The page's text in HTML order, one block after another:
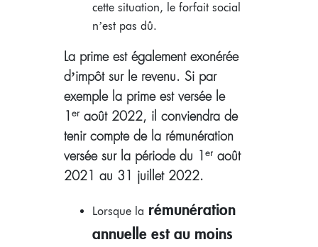
cette situation, le forfait social
n’est pas dû.
La prime est également exonérée
d’impôt sur le revenu. Si par
exemple la prime est versée le
1 er août 2022, il conviendra de
tenir compte de la rémunération
versée sur la période du 1 er août
2021 au 31 juillet 2022.
Lorsque la rémunération
annuelle est au moins